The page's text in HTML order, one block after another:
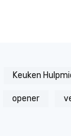
Keuken
opener